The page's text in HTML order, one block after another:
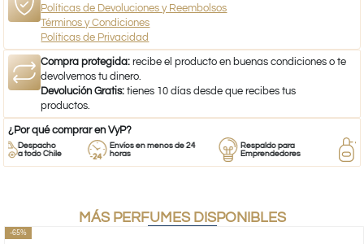
Políticas de Devoluciones y Reembolsos
Términos y Condiciones
Políticas de Privacidad
Compra protegida: recibe el producto en buenas condiciones o te
devolvemos tu dinero.
Devolución Gratis: tienes 10 días desde que recibes tus
productos.
¿Por qué comprar en VyP?
Despacho
a todo Chile
Envíos en menos de 24
horas
Respaldo para
Emprendedores
de
MÁS PERFUMES DISPONIBLES
-65%